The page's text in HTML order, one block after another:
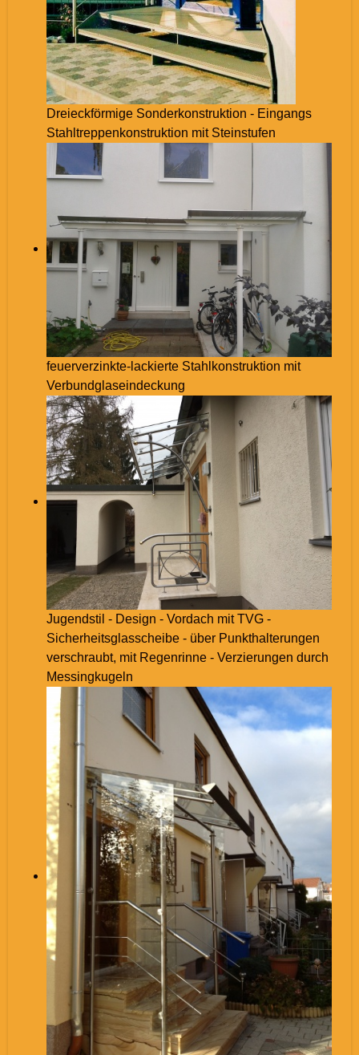
Dreieckförmige Sonderkonstruktion - Eingangs
Stahltreppenkonstruktion mit Steinstufen
feuerverzinkte-lackierte Stahlkonstruktion mit
Verbundglaseindeckung
Jugendstil - Design - Vordach mit TVG -
Sicherheitsglasscheibe - über Punkthalterungen
verschraubt, mit Regenrinne - Verzierungen durch
Messingkugeln